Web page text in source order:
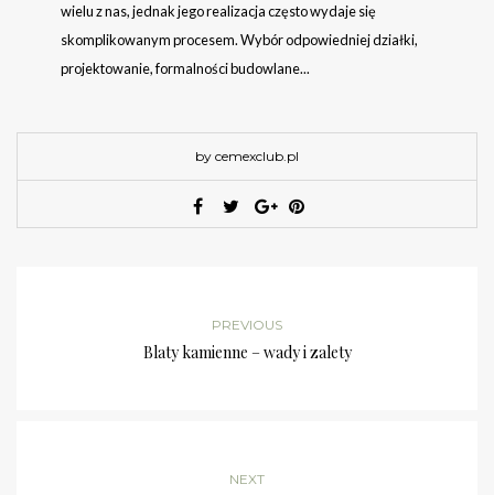
wielu z nas, jednak jego realizacja często wydaje się
skomplikowanym procesem. Wybór odpowiedniej działki,
projektowanie, formalności budowlane...
by cemexclub.pl
PREVIOUS
Blaty kamienne – wady i zalety
NEXT